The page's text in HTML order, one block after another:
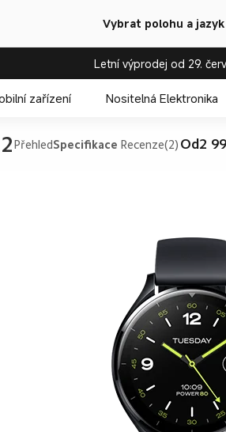
Vybrat polohu a jazyk
Letní výprodej od 29.
zařízení Nositelná Elektronika
PřehledSpecifikace Recenze(2) Od2